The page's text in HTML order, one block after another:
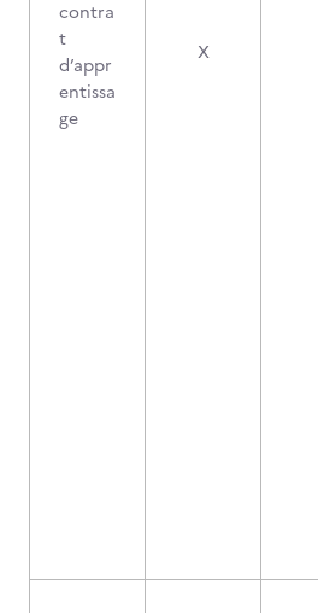
contra
t
d’appr
entissa
ge
X